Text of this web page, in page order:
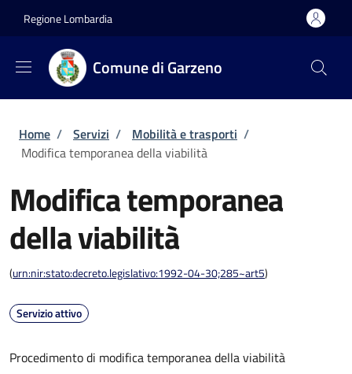
Regione Lombardia
Comune di Garzeno
Briciole di pane
Home / Servizi / Mobilità e trasporti /
Modifica temporanea della viabilità
Modifica temporanea
della viabilità
(urn:nir:stato:decreto.legislativo:1992-04-30;285~art5)
Servizio attivo
Procedimento di modifica temporanea della viabilità